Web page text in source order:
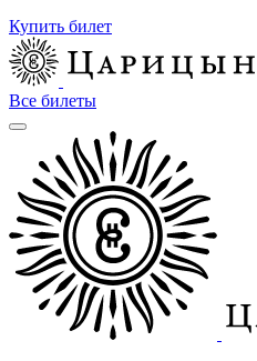
Купить билет
Все билеты